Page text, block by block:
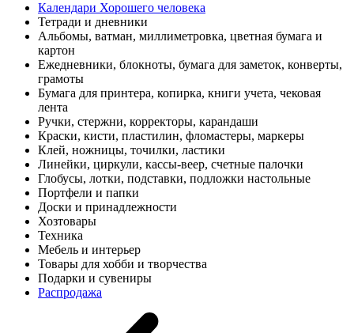
Календари Хорошего человека
Тетради и дневники
Альбомы, ватман, миллиметровка, цветная бумага и
картон
Ежедневники, блокноты, бумага для заметок, конверты,
грамоты
Бумага для принтера, копирка, книги учета, чековая
лента
Ручки, стержни, корректоры, карандаши
Краски, кисти, пластилин, фломастеры, маркеры
Клей, ножницы, точилки, ластики
Линейки, циркули, кассы-веер, счетные палочки
Глобусы, лотки, подставки, подложки настольные
Портфели и папки
Доски и принадлежности
Хозтовары
Техника
Мебель и интерьер
Товары для хобби и творчества
Подарки и сувениры
Распродажа